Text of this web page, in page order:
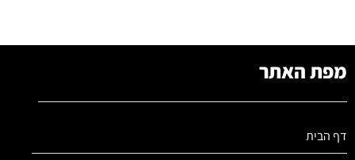
מפת האתר
דף הבית